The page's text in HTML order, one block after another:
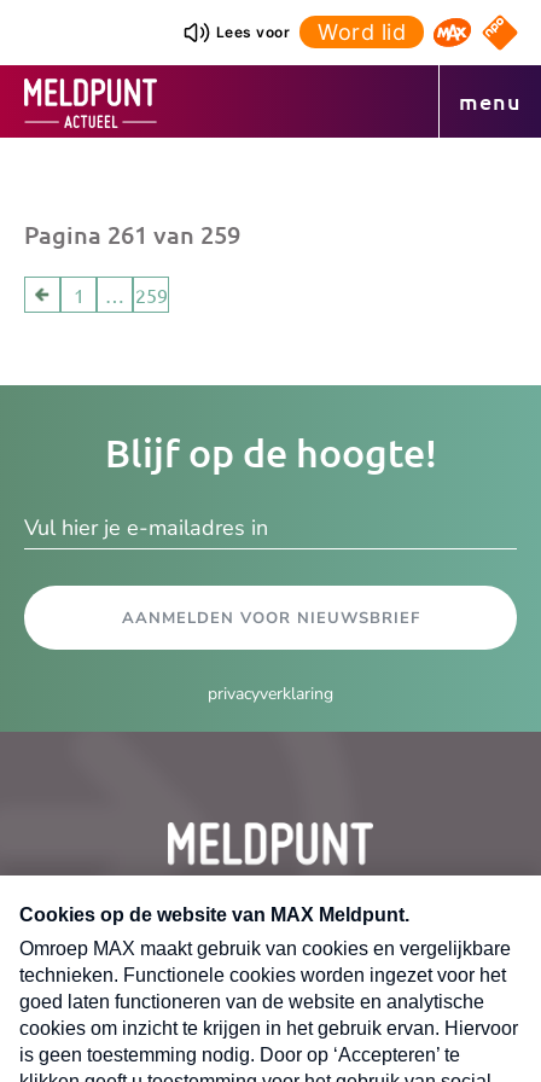
inhoud
Lees voor Word lid Omroep
NPO
menu
Andere
artikelen
Pagina 261 van 259
1 … 259
Blijf op de hoogte!
AANMELDEN VOOR NIEUWSBRIEF
privacyverklaring
CONTACT
Volg ons op